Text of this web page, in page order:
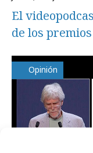
El
de los premios
Opinión